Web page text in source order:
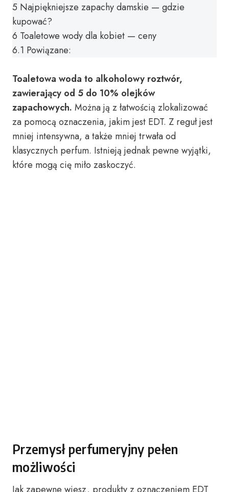
5 Najpiękniejsze zapachy damskie — gdzie
kupować?
6 Toaletowe wody dla kobiet — ceny
6.1 Powiązane:
Toaletowa woda to alkoholowy roztwór,
zawierający od 5 do 10% olejków
zapachowych. Można ją z łatwością zlokalizować
za pomocą oznaczenia, jakim jest EDT. Z reguł jest
mniej intensywna, a także mniej trwała od
klasycznych perfum. Istnieją jednak pewne wyjątki,
które mogą cię miło zaskoczyć.
Przemysł perfumeryjny pełen
możliwości